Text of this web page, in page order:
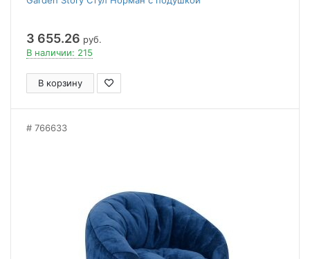
3 655.26 руб.
В наличии: 215
В корзину
766633